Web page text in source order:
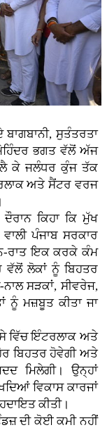
ਸੁਤੰਤਰਤਾ
ਭਗਤ ਵੱਲੋਂ ਅੱਜ
ਲੈ ਕੇ ਜਲੰਧਰ ਕੁੰਜ ਤੱਕ
ਅਤੇ ਸੈਂਟਰ ਵਰਜ
ਕਿਹਾ ਕਿ ਮੁੱਖ
ਪੰਜਾਬ ਸਰਕਾਰ
ਰਾਤ ਇਕ ਕਰਕੇ ਕੰਮ
ਵੱਲੋਂ ਲੋਕਾਂ ਨੂੰ ਬਿਹਤਰ
ਸੜਕਾਂ, ਸੀਵਰੇਜ,
ਨੂੰ ਮਜ਼ਬੂਤ ਕੀਤਾ ਜਾ
ਵਿੱਚ ਇੰਟਰਲਾਕ ਅਤੇ
ਬਿਹਤਰ ਹੋਵੇਗੀ ਅਤੇ
ਮਿਲੇਗੀ। ਉਨ੍ਹਾਂ
ਵਿਕਾਸ ਕਾਰਜਾਂ
ਕੀਤੀ।
ਦੀ ਕੋਈ ਕਮੀ ਨਹੀਂ